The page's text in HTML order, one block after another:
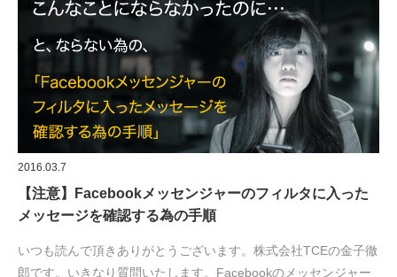
2016.03.7
【注意】Facebookメッセンジャーのフィルタに入った
メッセージを確認する為の手順
いつも読んで頂きありがとうございます。株式会社TCEの金子徹
郎です。いきなり質問いたします。Facebookのメッセンジャー